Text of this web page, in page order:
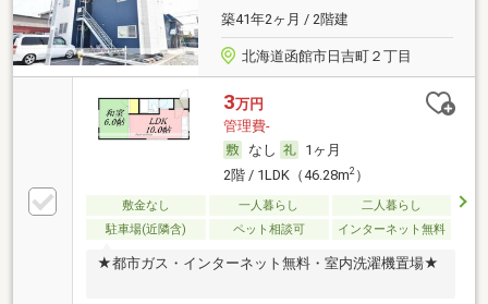
築41年2ヶ月 / 2階建
北海道函館市日吉町２丁目
3万円
管理費-
なし
1ヶ月
2階 / 1LDK（46.28m2）
敷金なし 一人暮らし
二人暮らし
駐車場(近隣含)
ペット相談可 インターネット無料
★都市ガス・インターネット無料・室内洗濯機置場★